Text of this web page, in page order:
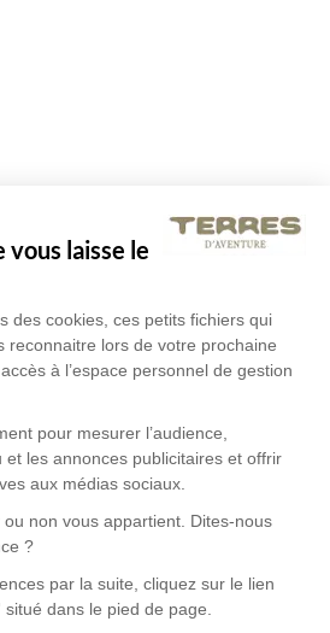
vous laisse le
des cookies, ces petits fichiers qui
reconnaitre lors de votre prochaine
à l’espace personnel de gestion
pour mesurer l’audience,
et les annonces publicitaires et offrir
aux médias sociaux.
non vous appartient. Dites-nous
?
par la suite, cliquez sur le lien
dans le pied de page.